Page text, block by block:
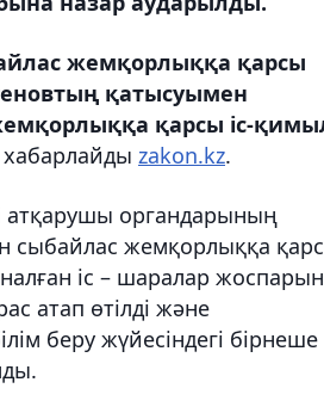
жемқорлыққа қарсы
қатысуымен
қарсы іс-
zakon.kz.
атқарушы органдарының
сыбайлас жемқорлыққа
іс – шаралар жоспарын
атап өтілді және
беру жүйесіндегі бірнеше